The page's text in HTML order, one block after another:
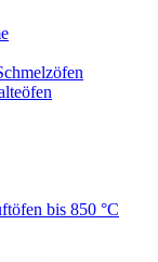
bis 850 °C